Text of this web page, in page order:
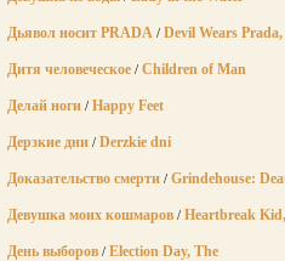
Дьявол носит PRADA / Devil Wears
Дитя человеческое / Children of Man
Делай ноги / Happy Feet
Дерзкие дни / Derzkie dni
Доказательство смерти / Grindehouse:
Девушка моих кошмаров / Heartbreak
День выборов / Election Day, The